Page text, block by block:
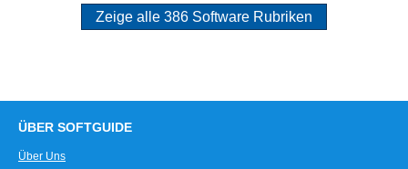
Zeige alle 386 Software Rubriken
ÜBER SOFTGUIDE
Über Uns